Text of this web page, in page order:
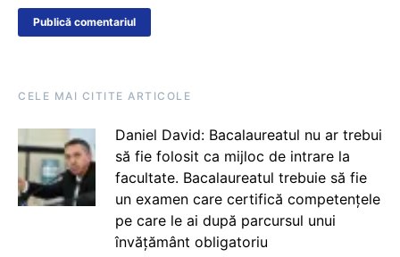
CELE MAI CITITE ARTICOLE
Daniel David: Bacalaureatul nu ar trebui
să fie folosit ca mijloc de intrare la
facultate. Bacalaureatul trebuie să fie
un examen care certifică competențele
pe care le ai după parcursul unui
învățământ obligatoriu